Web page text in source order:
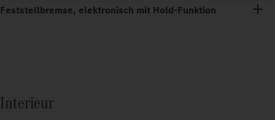
Feststellbremse, elektronisch mit Hold‑Funktion
Interieur